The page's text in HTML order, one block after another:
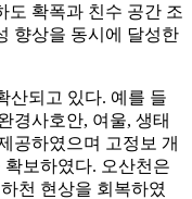
도 확폭과 친수 공간 조
향상을 동시에 달성한
산되고 있다. 예를 들
경사호안, 여울, 생태
공하였으며 고정보 개
보하였다. 오산천은
천 현상을 회복하였